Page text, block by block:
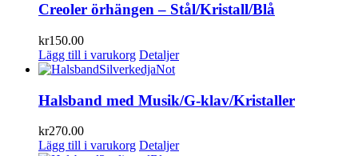
Creoler örhängen – Stål/Kristall/Blå
kr150.00
Lägg till i varukorg Detaljer
Halsband med Musik/G-klav/Kristaller
kr270.00
Lägg till i varukorg Detaljer